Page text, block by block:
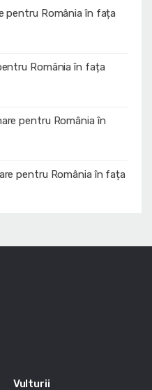
pentru România în fața
România în fața
pentru România în
pentru România în fața
Vulturii